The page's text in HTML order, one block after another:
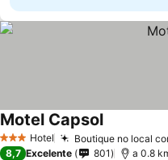
3 EstrelasHotel Boutique no local
Motel CapsolVer preços
8,7 Excelente 801 a 0.8